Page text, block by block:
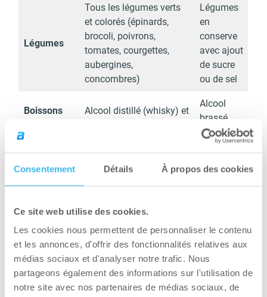
Consentement Détails À propos des cookies
Ce site web utilise des cookies.
Les cookies nous permettent de personnaliser le contenu
et les annonces, d'offrir des fonctionnalités relatives aux
médias sociaux et d'analyser notre trafic. Nous
partageons également des informations sur l'utilisation de
notre site avec nos partenaires de médias sociaux, de
Légumes
Tous les légumes verts
et colorés (épinards,
brocoli, poivrons,
tomates, courgettes,
aubergines,
concombres)
Légumes
en
conserve
avec ajout
de sucre
ou de sel
Boissons
Alcool distillé (whisky) et
Alcool
brassé
(bière…)
Privilégier les fibres et les
alimentaire
Les fibres alimentaires, vitamines et minéraux
sont des alliés importants dans la régulation de
la glycémie en ralentissant l’absorption des
glucides et en prévenant les pics glycémiques